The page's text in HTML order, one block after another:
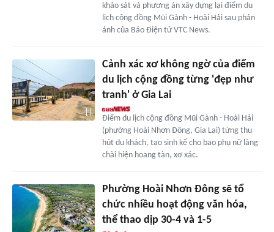
khảo sát và phương án xây dựng lại điểm du
lịch cộng đồng Mũi Gành - Hoài Hải sau phản
ánh của Báo Điện tử VTC News.
Cảnh xác xơ không ngờ của điểm
du lịch cộng đồng từng 'đẹp như
tranh' ở Gia Lai
Điểm du lịch cộng đồng Mũi Gành - Hoài Hải
(phường Hoài Nhơn Đông, Gia Lai) từng thu
hút du khách, tạo sinh kế cho bao phụ nữ làng
chài hiện hoang tàn, xơ xác.
Phường Hoài Nhơn Đông sẽ tổ
chức nhiều hoạt động văn hóa,
thể thao dịp 30-4 và 1-5